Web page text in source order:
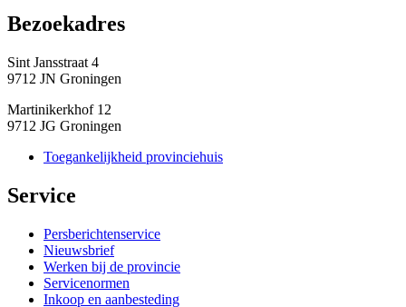
Bezoekadres
Sint Jansstraat 4
9712 JN Groningen
Martinikerkhof 12
9712 JG Groningen
Toegankelijkheid provinciehuis
Service
Persberichtenservice
Nieuwsbrief
Werken bij de provincie
Servicenormen
Inkoop en aanbesteding